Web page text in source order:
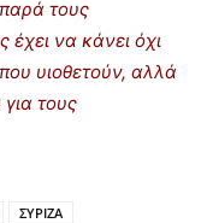
τους
έχει να κάνει όχι
υιοθετούν, αλλά
τους
ΣΥΡΙΖΑ